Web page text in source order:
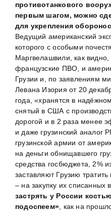
противотанкового
первым шагом, можно
для укрепления
Ведущий американский
которого с особыми
Маргвелашвили, как видно,
французские ПВО, и
Грузии и, по заявлениям
Левана Изория от 20
года, «хранятся в
снятый в США с
дорогой и в 2 раза менее
и даже грузинский аналог
грузинской армии от
на деньги обнищавшего
средства госбюджета, 2%
заставляют Грузию
– на закупку их списанных
застрять у России
подоспеем» , как на